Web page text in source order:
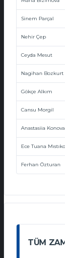
Sinem Parçal
Nehir Çep
Ceyda Mesut
Nagihan Bozkurt
Gökçe Alkım
Cansu Morgil
Anastasiia
Ece Tuana
Ferhan Özturan
TÜM